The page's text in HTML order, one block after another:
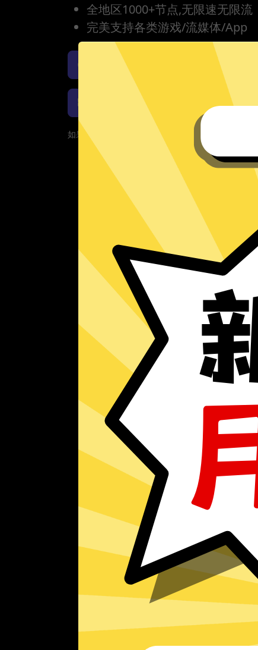
全地区1000+节点,无限速无限流
完美支持各类游戏/流媒体/App
极光加速器iOS版下载
极光加速器Windows下载
如果您的App当前遇到问题，请重新下载App！